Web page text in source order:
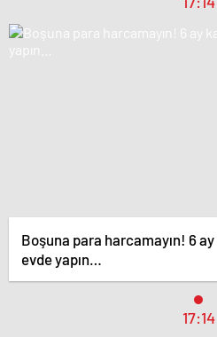
Boşuna para harcamayın! 6
evde yapın…
17:14